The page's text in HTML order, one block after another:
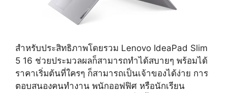
สำหรับประสิทธิภาพโดยรวม Lenovo IdeaPad Slim
5 16 ช่วยประมวลผลก็สามารถทำได้สบายๆ พร้อมได้
ราคาเริ่มต้นที่ใครๆ ก็สามารถเป็นเจ้าของได้ง่าย การ
ตอบสนองคนทำงาน พนักออฟฟิศ หรือนักเรียน